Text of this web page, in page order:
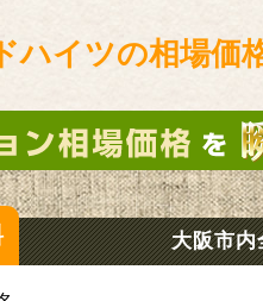
ハイツの相場価
大阪市内